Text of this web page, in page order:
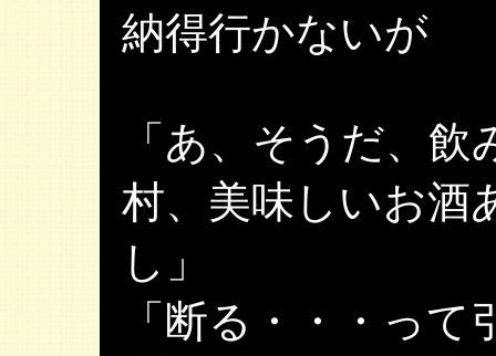
納得行かないが
「あ、そうだ、
村、美味しいお酒
し」
「断る・・・っ